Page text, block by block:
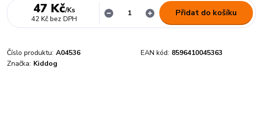
47 Kč/Ks
42 Kč bez DPH
Přidat do košíku
Číslo produktu: A04536 EAN kód: 8596410045363
Značka: Kiddog